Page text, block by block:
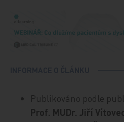
Publikováno podle
Prof. MUDr. Jiří